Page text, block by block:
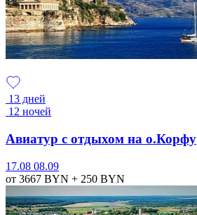
13 дней
12 ночей
Авиатур с отдыхом на о.Корфу
17.08 08.09
от 3667 BYN + 250 BYN